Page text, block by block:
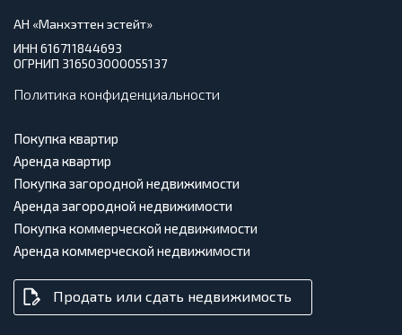
АН «Манхэттен эстейт»
ИНН 616711844693
ОГРНИП 316503000055137
Политика конфиденциальности
Покупка квартир
Аренда квартир
Покупка загородной недвижимости
Аренда загородной недвижимости
Покупка коммерческой недвижимости
Аренда коммерческой недвижимости
Продать или сдать недвижимость